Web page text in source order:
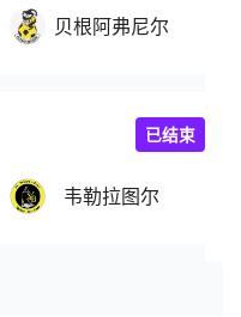
贝根阿弗尼尔
韦勒拉图尔
已结束